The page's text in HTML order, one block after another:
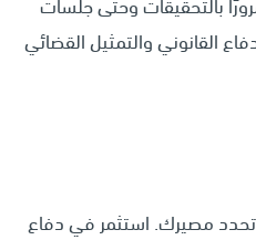
بالتحقيقات وحتى جلسات
القانوني والتمثيل القضائي
تحدد مصيرك. استثمر في دفاع